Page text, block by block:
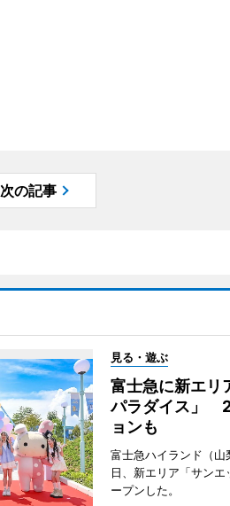
次の記事
見る・遊ぶ
富士急に新エリ
パラダイス」
ョンも
富士急ハイランド（山
日、新エリア「サン
ープンした。